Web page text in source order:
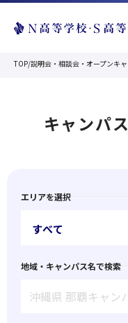
TOP/説明会・相談会・オープンキ
キャンパ
エリアを選択
すべて
地域・キャンパス名で検索